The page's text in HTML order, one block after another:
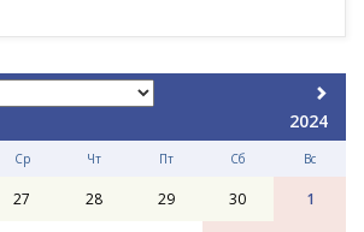
2024
Ср Чт Пт Сб Вс
27 28 29 30 1